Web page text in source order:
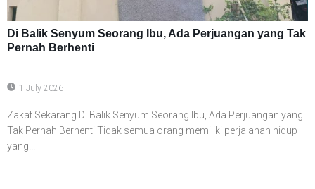
Di Balik Senyum Seorang Ibu, Ada Perjuangan yang Tak
Pernah Berhenti
1 July 2026
Zakat Sekarang Di Balik Senyum Seorang Ibu, Ada Perjuangan yang
Tak Pernah Berhenti Tidak semua orang memiliki perjalanan hidup
yang...